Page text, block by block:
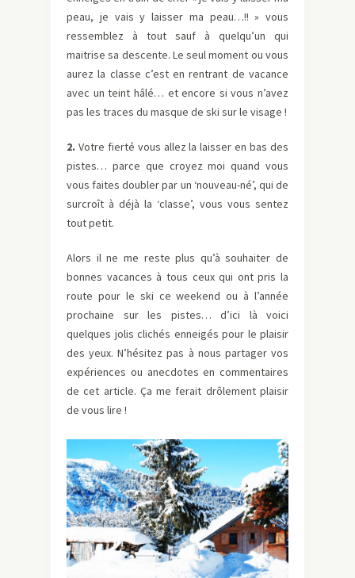
peau, je vais y laisser ma peau…!! » vous
ressemblez à tout sauf à quelqu’un qui
maitrise sa descente. Le seul moment ou vous
aurez la classe c’est en rentrant de vacance
avec un teint hâ­­­­­lé… et encore si vous n’avez
pas les traces du masque de ski sur le visage !
2. Votre fierté vous allez la laisser en bas des
pistes… parce que croyez moi quand vous
vous faites doubler par un ‘nouveau-né’, qui de
surcroît à déjà la ‘classe’, vous vous sentez
tout petit.
Alors il ne me reste plus qu’à souhaiter de
bonnes vacances à tous ceux qui ont pris la
route pour le ski ce weekend ou à l’année
prochaine sur les pistes… d’ici là voici
quelques jolis clichés enneigés pour le plaisir
des yeux. N’hésitez pas à nous partager vos
expériences ou anecdotes en commentaires
de cet article. Ça me ferait drôlement plaisir
de vous lire !